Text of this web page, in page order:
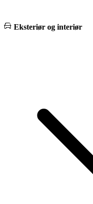
Eksteriør og interiør